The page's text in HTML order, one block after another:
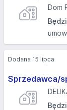
Dom
Sprzedawca/
Dodana 15 lipca